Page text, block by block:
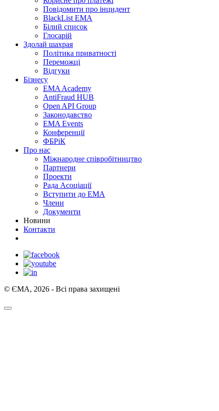
Повідомити про інцидент
BlackList EMA
Білий список
Глосарій
Здолай шахрая
Політика приватності
Переможцi
Відгуки
Бізнесу
EMA Academy
AntiFraud HUB
Open API Group
Законодавство
EMA Events
Конференції
ФБРіК
Про нас
Міжнародне співробітництво
Партнери
Проекти
Рада Асоціації
Вступити до ЕМА
Члени
Документи
Новини
Контакти
© ЄМА, 2026 - Всі права захищені